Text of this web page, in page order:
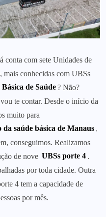
conta com sete Unidades de
mais conhecidas com UBSs
de Saúde? Não?
te contar. Desde o início da
muito para
saúde básica de Manaus .
conseguimos. Realizamos
de nove UBSs porte 4 .
por toda cidade. Outra
4 tem a capacidade de
por mês.